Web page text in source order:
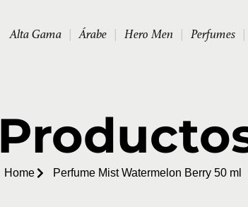
Alta Gama Árabe Hero Men Perfumes
Home Perfume Mist Watermelon Berry 50 ml